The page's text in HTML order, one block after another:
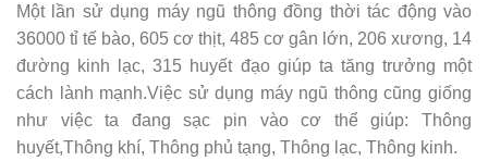
Một lần sử dụng máy ngũ thông đồng thời tác động vào
36000 tỉ tế bào, 605 cơ thịt, 485 cơ gân lớn, 206 xương, 14
đường kinh lạc, 315 huyết đạo giúp ta tăng trưởng một
cách lành mạnh.Việc sử dụng máy ngũ thông cũng giống
như việc ta đang sạc pin vào cơ thể giúp: Thông
huyết,Thông khí, Thông phủ tạng, Thông lạc, Thông kinh.